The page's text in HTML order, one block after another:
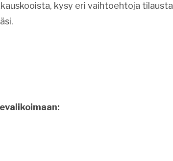
kysy eri vaihtoehtoja tilausta